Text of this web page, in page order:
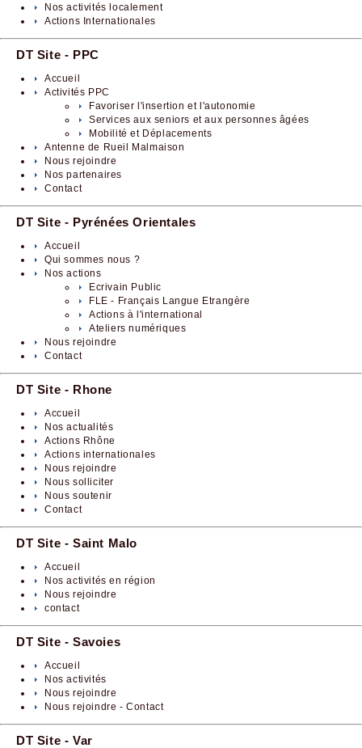
Nos activités localement
Actions Internationales
DT Site - PPC
Accueil
Activités PPC
Favoriser l'insertion et l'autonomie
Services aux seniors et aux personnes âgées
Mobilité et Déplacements
Antenne de Rueil Malmaison
Nous rejoindre
Nos partenaires
Contact
DT Site - Pyrénées Orientales
Accueil
Qui sommes nous ?
Nos actions
Ecrivain Public
FLE - Français Langue Etrangère
Actions à l'international
Ateliers numériques
Nous rejoindre
Contact
DT Site - Rhone
Accueil
Nos actualités
Actions Rhône
Actions internationales
Nous rejoindre
Nous solliciter
Nous soutenir
Contact
DT Site - Saint Malo
Accueil
Nos activités en région
Nous rejoindre
contact
DT Site - Savoies
Accueil
Nos activités
Nous rejoindre
Nous rejoindre - Contact
DT Site - Var